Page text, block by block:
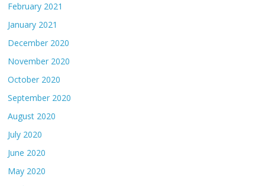
February 2021
January 2021
December 2020
November 2020
October 2020
September 2020
August 2020
July 2020
June 2020
May 2020